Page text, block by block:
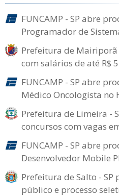
FUNCAMP - SP abre
Programador de
Prefeitura de Mairiporã
com salários de até R$
FUNCAMP - SP abre
Médico Oncologista no
Prefeitura de Limeira -
concursos com vagas
FUNCAMP - SP abre
Desenvolvedor Mobile
Prefeitura de Salto -
público e processo